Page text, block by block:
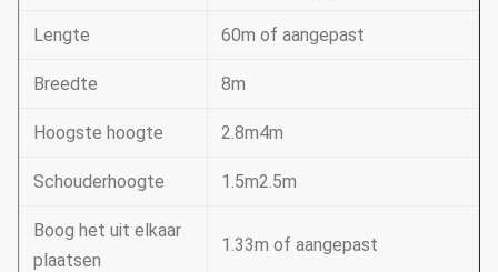
Lengte 60m of aangepast
Breedte 8m
Hoogste hoogte 2.8m4m
Schouderhoogte 1.5m2.5m
Boog het uit elkaar
plaatsen
1.33m of aangepast